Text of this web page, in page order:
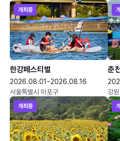
개최중
한강페스티벌
2026.08.01~2026.08.16
서울특별시 마포구
춘
강
개최중